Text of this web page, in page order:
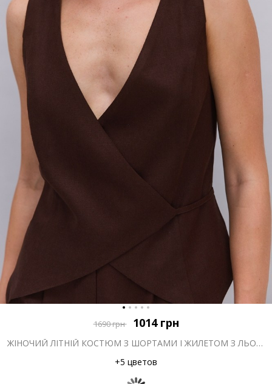
1690грн 1014 грн
ЖІНОЧИЙ ЛІТНІЙ КОСТЮМ З ШОРТАМИ І ЖИЛЕТОМ З ЛЬОНУ ТЕМНО-ШОКОЛАДНИЙ
+5 цветов